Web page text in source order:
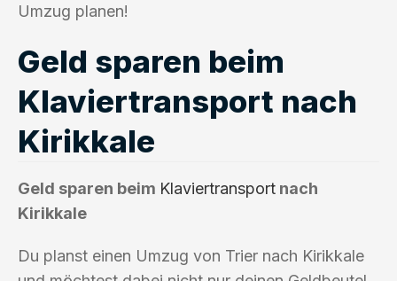
Umzug planen!
Geld sparen beim
Klaviertransport nach
Kirikkale
Geld sparen beim Klaviertransport nach
Kirikkale
Du planst einen Umzug von Trier nach Kirikkale